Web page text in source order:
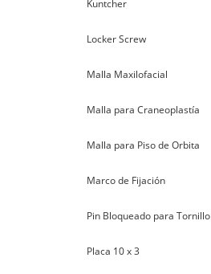
Kuntcher
Locker Screw
Malla Maxilofacial
Malla para Craneoplastía
Malla para Piso de Orbita
Marco de Fijación
Pin Bloqueado para Tornillo
Placa 10 x 3